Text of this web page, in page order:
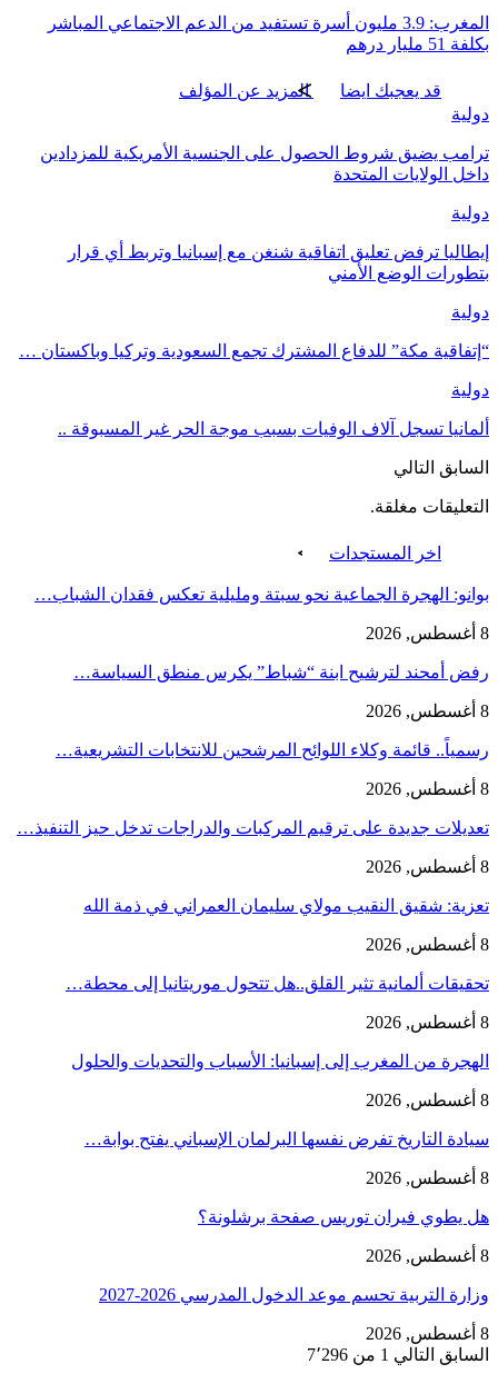
المغرب: 3.9 مليون أسرة تستفيد من الدعم الاجتماعي المباشر
بكلفة 51 مليار درهم
قد يعجبك ايضا
المزيد عن المؤلف
دولية
ترامب يضيق شروط الحصول على الجنسية الأمريكية للمزدادين
داخل الولايات المتحدة
دولية
إيطاليا ترفض تعليق اتفاقية شنغن مع إسبانيا وتربط أي قرار
بتطورات الوضع الأمني
دولية
“إتفاقية مكة” للدفاع المشترك تجمع السعودية وتركيا وباكستان …
دولية
ألمانيا تسجل آلاف الوفيات بسبب موجة الحر غير المسبوقة ..
السابق التالي
التعليقات مغلقة.
اخر المستجدات
بوانو: الهجرة الجماعية نحو سبتة ومليلية تعكس فقدان الشباب…
8 أغسطس, 2026
رفض أمحند لترشيح ابنة “شباط” يكرس منطق السياسة…
8 أغسطس, 2026
رسمياً.. قائمة وكلاء اللوائح المرشحين للانتخابات التشريعية…
8 أغسطس, 2026
تعديلات جديدة على ترقيم المركبات والدراجات تدخل حيز التنفيذ…
8 أغسطس, 2026
تعزية: شقيق النقيب مولاي سليمان العمراني في ذمة الله
8 أغسطس, 2026
تحقيقات ألمانية تثير القلق..هل تتحول موريتانيا إلى محطة…
8 أغسطس, 2026
الهجرة من المغرب إلى إسبانيا: الأسباب والتحديات والحلول
8 أغسطس, 2026
سيادة التاريخ تفرض نفسها البرلمان الإسباني يفتح بوابة…
8 أغسطس, 2026
هل يطوي فيران توريس صفحة برشلونة؟
8 أغسطس, 2026
وزارة التربية تحسم موعد الدخول المدرسي 2026-2027
8 أغسطس, 2026
السابق التالي 1 من 7٬296